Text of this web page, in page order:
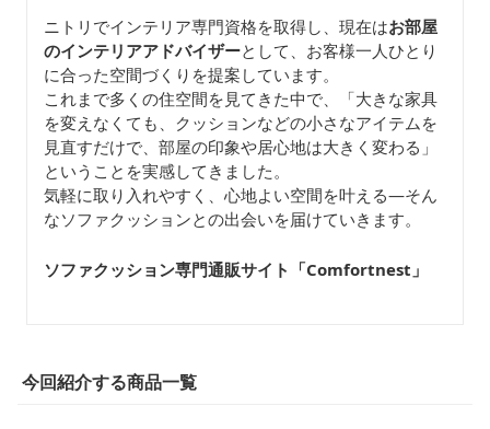
ニトリでインテリア専門資格を取得し、現在はお部屋
のインテリアアドバイザーとして、お客様一人ひとり
に合った空間づくりを提案しています。
これまで多くの住空間を見てきた中で、「大きな家具
を変えなくても、クッションなどの小さなアイテムを
見直すだけで、部屋の印象や居心地は大きく変わる」
ということを実感してきました。
気軽に取り入れやすく、心地よい空間を叶える—そん
なソファクッションとの出会いを届けていきます。
ソファクッション専門通販サイト「Comfortnest 」
今回紹介する商品一覧